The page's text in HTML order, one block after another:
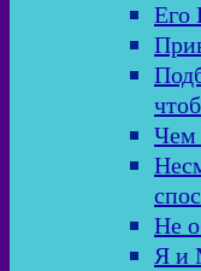
Его
Чем
Не
Я и